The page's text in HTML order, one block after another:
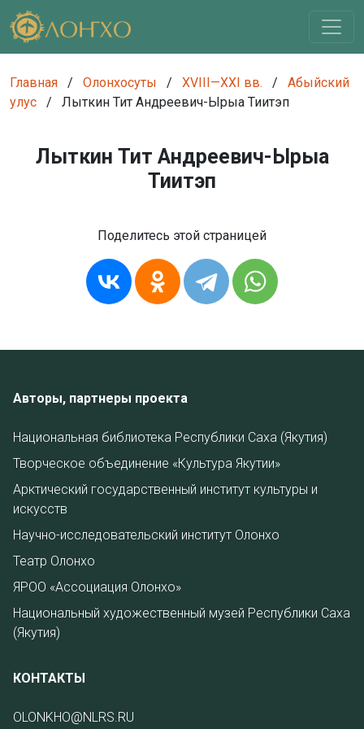
Главная / Олонхосуты / XVIII—XXI вв. /
Абыйский
улус
/ Лыткин Тит Андреевич-Ырыа Тиитэп
Лыткин Тит Андреевич-Ырыа
Тиитэп
Поделитесь этой страницей
Авторы, партнеры проекта
Национальная библиотека Республики Саха (Якутия)
Творческое объединение «Культура Якутии»
Арктический государственный институт культуры и
искусств
Научно-исследовательский институт Олонхо
Театр Олонхо
ЯРОО «Ассоциация Олонхо»
Национальный художественный музей Республики Саха
(Якутия)
КОНТАКТЫ
OLONKHO@NLRS.RU